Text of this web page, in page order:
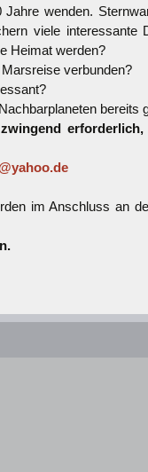
Jahre wenden.
viele interessante
Heimat werden?
verbunden?
bereits
im Anschluss an